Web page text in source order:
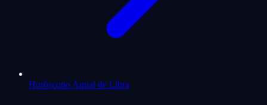
Horóscopo Anual de Libra